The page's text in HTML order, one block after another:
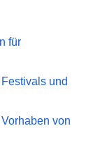
für
und
von